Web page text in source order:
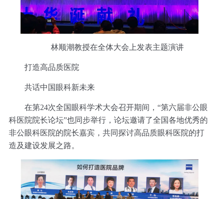
林顺潮教授在全体大会上发表主题演讲
打造高品质医院
共话中国眼科新未来
在第24次全国眼科学术大会召开期间，“第六届非公眼
科医院院长论坛”也同步举行，论坛邀请了全国各地优秀的
非公眼科医院的院长嘉宾，共同探讨高品质眼科医院的打
造及建设发展之路。